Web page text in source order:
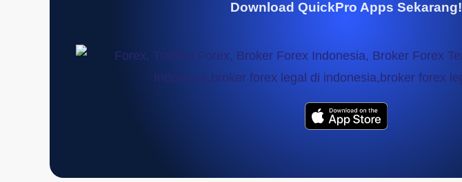
Download QuickPro Apps Sekarang!